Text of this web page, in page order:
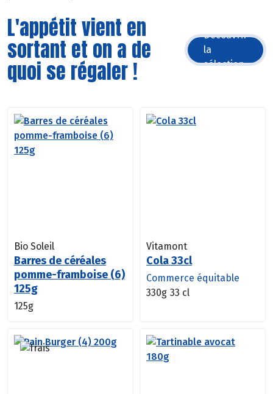
L'appétit vient en
sortant et on a de
quoi se régaler !
Découvrir
la
sélection
Bio Soleil
Barres de céréales
pomme-framboise (6)
125g
125g
Vitamont
Cola 33cl
Commerce équitable
330g 33 cl